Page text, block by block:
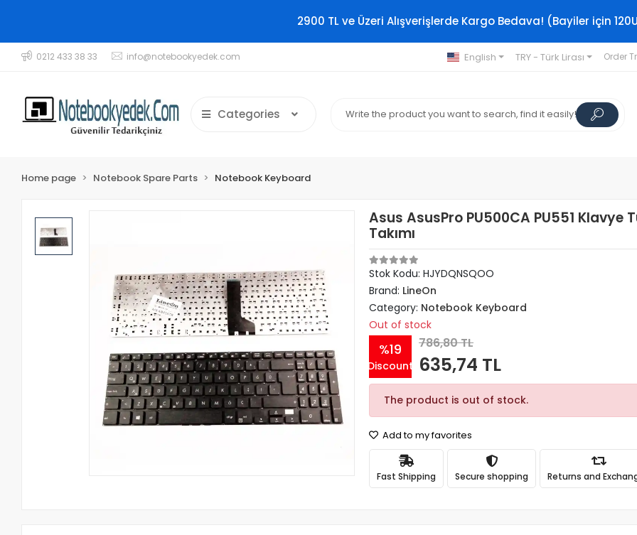
2900 TL ve Üzeri Alışverişlerde Kargo Bedava! (Bayiler için
0212 433 38 33 info@notebookyedek.com English TRY - Türk Lirası Order
Categories
Home page Notebook Spare Parts Notebook Keyboard
Asus AsusPro PU500CA PU551 Klavye
Takımı
Stok Kodu: HJYDQNSQOO
Brand: LineOn
Category: Notebook Keyboard
Out of stock
%19
Discount
786,80 TL
635,74 TL
The product is out of stock.
Add to my favorites
Fast Shipping Secure shopping Returns and